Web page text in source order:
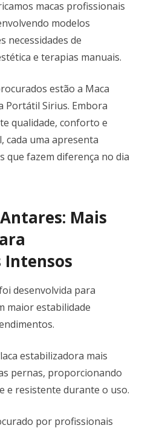
macas profissionais
modelos
necessidades de
e terapias manuais.
estão a Maca
Portátil Sirius. Embora
qualidade, conforto e
cada uma apresenta
que fazem diferença no dia
Mais
desenvolvida para
maior estabilidade
estabilizadora mais
pernas, proporcionando
e resistente durante o uso.
por profissionais